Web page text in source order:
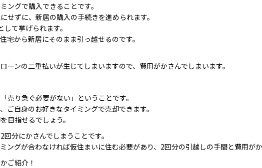
ングで購入できることです。
せずに、新居の購入の手続きを進められます。
て挙げられます。
宅から新居にそのまま引っ越せるのです。
ーンの二重払いが生じてしまいますので、費用がかさんでしまいます。
売り急ぐ必要がない」ということです。
自身のお好きなタイミングで売却できます。
目指せるでしょう。
分にかさんでしまうことです。
ングが合わなければ仮住まいに住む必要があり、2回分の引越しの手間と費用がか
ご紹介！